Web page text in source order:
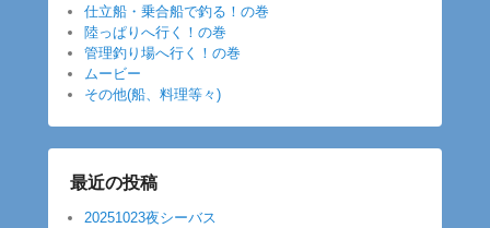
仕立船・乗合船で釣る！の巻
陸っぱりへ行く！の巻
管理釣り場へ行く！の巻
ムービー
その他(船、料理等々)
最近の投稿
20251023夜シーバス